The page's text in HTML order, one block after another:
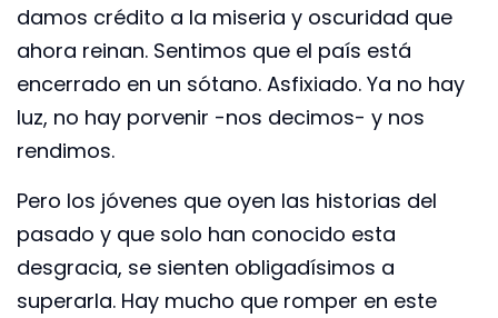
damos crédito a la miseria y oscuridad que
ahora reinan. Sentimos que el país está
encerrado en un sótano. Asfixiado. Ya no hay
luz, no hay porvenir -nos decimos- y nos
rendimos.
Pero los jóvenes que oyen las historias del
pasado y que solo han conocido esta
desgracia, se sienten obligadísimos a
superarla. Hay mucho que romper en este